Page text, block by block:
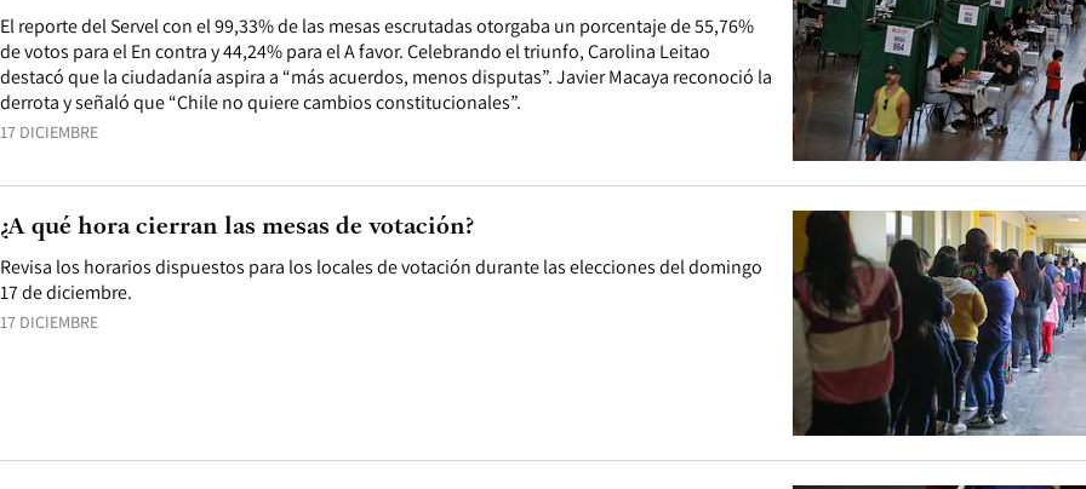
17 DICIEMBRE
El reporte del Servel con el 99,33% de las mesas escrutadas otorgaba un porcentaje de 55,76%
de votos para el En contra y 44,24% para el A favor. Celebrando el triunfo, Carolina Leitao
destacó que la ciudadanía aspira a “más acuerdos, menos disputas”. Javier Macaya reconoció la
derrota y señaló que “Chile no quiere cambios constitucionales”.
17 DICIEMBRE
Revisa los horarios dispuestos para los locales de votación durante las elecciones del domingo
17 de diciembre.
¿A qué hora cierran las mesas de votación?